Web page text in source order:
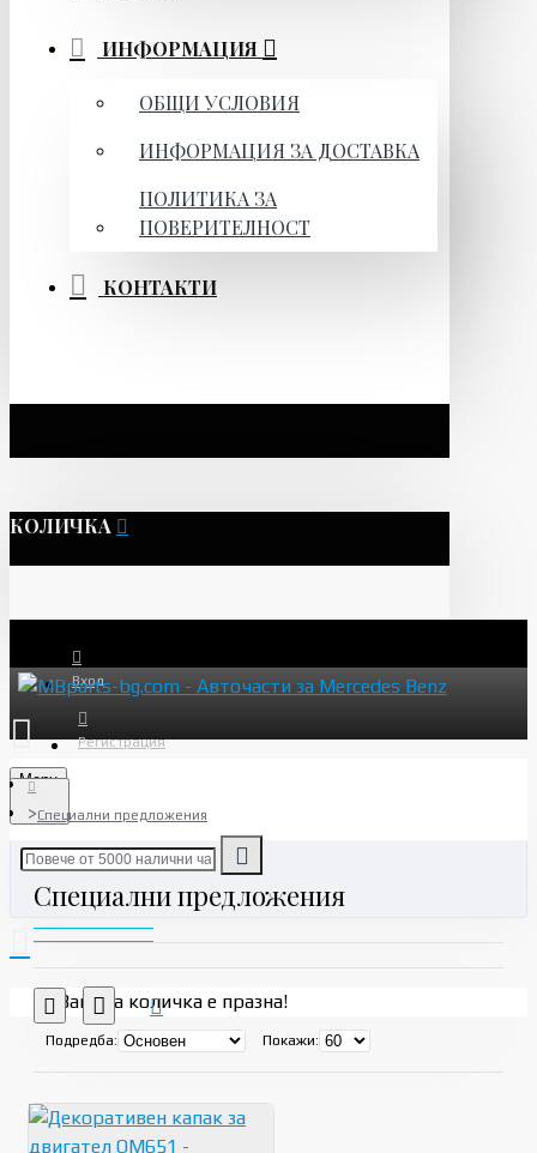
ИНФОРМАЦИЯ
ОБЩИ УСЛОВИЯ
ИНФОРМАЦИЯ ЗА ДОСТАВКА
ПОЛИТИКА ЗА
ПОВЕРИТЕЛНОСТ
КОНТАКТИ
КОЛИЧКА
Вход
Регистрация
Menu
Вашата количка е празна!
Специални предложения
Специални предложения
Подредба: Покажи: